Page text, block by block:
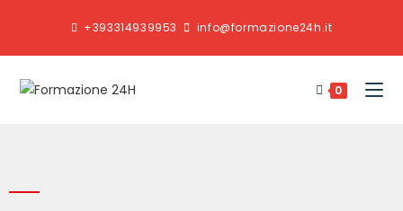
+393314939953 info@formazione24h.it
0